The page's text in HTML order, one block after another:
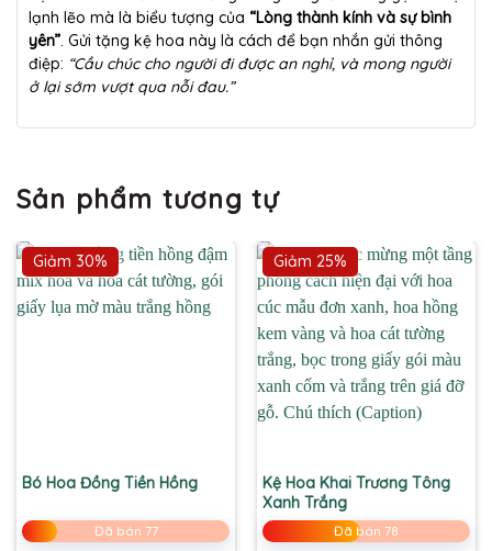
lạnh lẽo mà là biểu tượng của “Lòng thành kính và sự bình
yên”. Gửi tặng kệ hoa này là cách để bạn nhắn gửi thông
điệp: “Cầu chúc cho người đi được an nghỉ, và mong người
ở lại sớm vượt qua nỗi đau.”
Sản phẩm tương tự
Giảm 30%
Bó Hoa Đồng Tiền Hồng
Đã bán 77
Giảm 25%
Kệ Hoa Khai Trương Tông
Xanh Trắng
Đã bán 78